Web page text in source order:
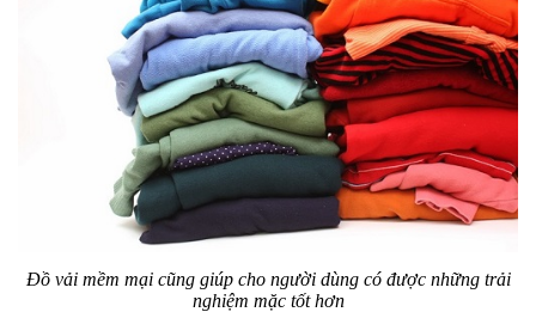
Đồ vải mềm mại cũng giúp cho người dùng có được những trải
nghiệm mặc tốt hơn